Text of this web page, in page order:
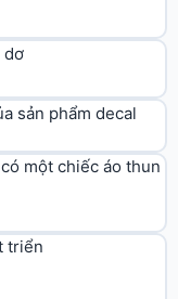
dơ
sản phẩm decal
một chiếc áo thun
triển